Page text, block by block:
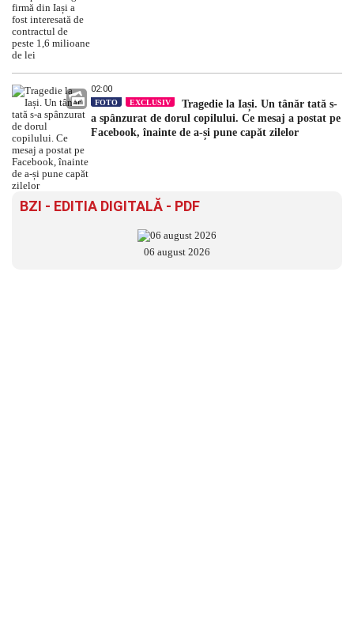
02:00
FOTO EXCLUSIV
Tragedie la Iași. Un tânăr tată s-
a spânzurat de dorul copilului. Ce mesaj a postat pe
Facebook, înainte de a-și pune capăt zilelor
BZI - EDITIA DIGITALĂ - PDF
06 august 2026